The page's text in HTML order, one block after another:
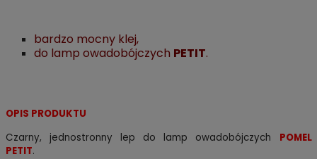
bardzo mocny klej,
do lamp owadobójczych PETIT.
OPIS PRODUKTU
Czarny, jednostronny lep do lamp owadobójczych POMEL
PETIT.